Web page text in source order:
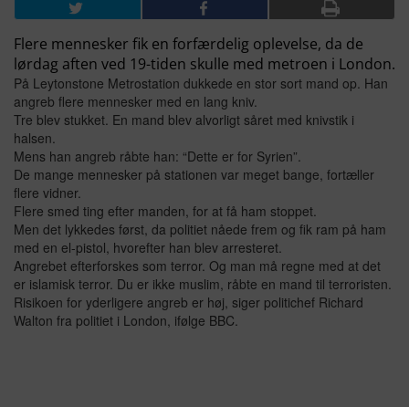
Flere mennesker fik en forfærdelig oplevelse, da de
lørdag aften ved 19-tiden skulle med metroen i London.
På Leytonstone Metrostation dukkede en stor sort mand op. Han
angreb flere mennesker med en lang kniv.
Tre blev stukket. En mand blev alvorligt såret med knivstik i
halsen.
Mens han angreb råbte han: “Dette er for Syrien”.
De mange mennesker på stationen var meget bange, fortæller
flere vidner.
Flere smed ting efter manden, for at få ham stoppet.
Men det lykkedes først, da politiet nåede frem og fik ram på ham
med en el-pistol, hvorefter han blev arresteret.
Angrebet efterforskes som terror. Og man må regne med at det
er islamisk terror. Du er ikke muslim, råbte en mand til terroristen.
Risikoen for yderligere angreb er høj, siger politichef Richard
Walton fra politiet i London, ifølge BBC.